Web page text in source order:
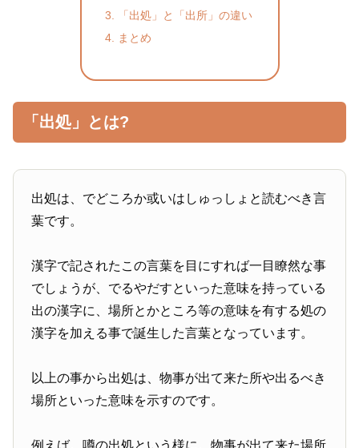
「出処」と「出所」の違い
まとめ
「出処」とは?
出処は、でどころか或いはしゅっしょと読むべき言
葉です。
漢字で記されたこの言葉を目にすれば一目瞭然な事
でしょうが、でるやだすといった意味を持っている
出の漢字に、場所とかところ等の意味を有する処の
漢字を加える事で誕生した言葉となっています。
以上の事から出処は、物事が出て来た所や出るべき
場所といった意味を示すのです。